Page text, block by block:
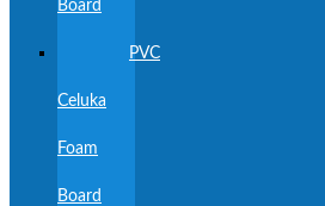
Board
PVC
Celuka
Foam
Board